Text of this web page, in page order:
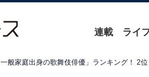
連載 ライ
般家庭出身の歌舞伎俳優」ランキング！ 2